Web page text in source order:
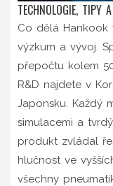
TECHNOLOGIE, TIPY
Co dělá Hankook
výzkum a vývoj.
přepočtu kolem
R&D najdete v
Japonsku. Každý
simulacemi a
produkt zvládal
hlučnost ve
všechny